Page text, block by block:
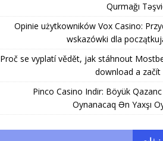
Qurmağı
Opinie użytkowników Vox Casino:
wskazówki dla
Proč se vyplatí vědět, jak stáhnout
download a začít
Pinco Casino Indir: Böyük
Oynanacaq Ən Yaxşı